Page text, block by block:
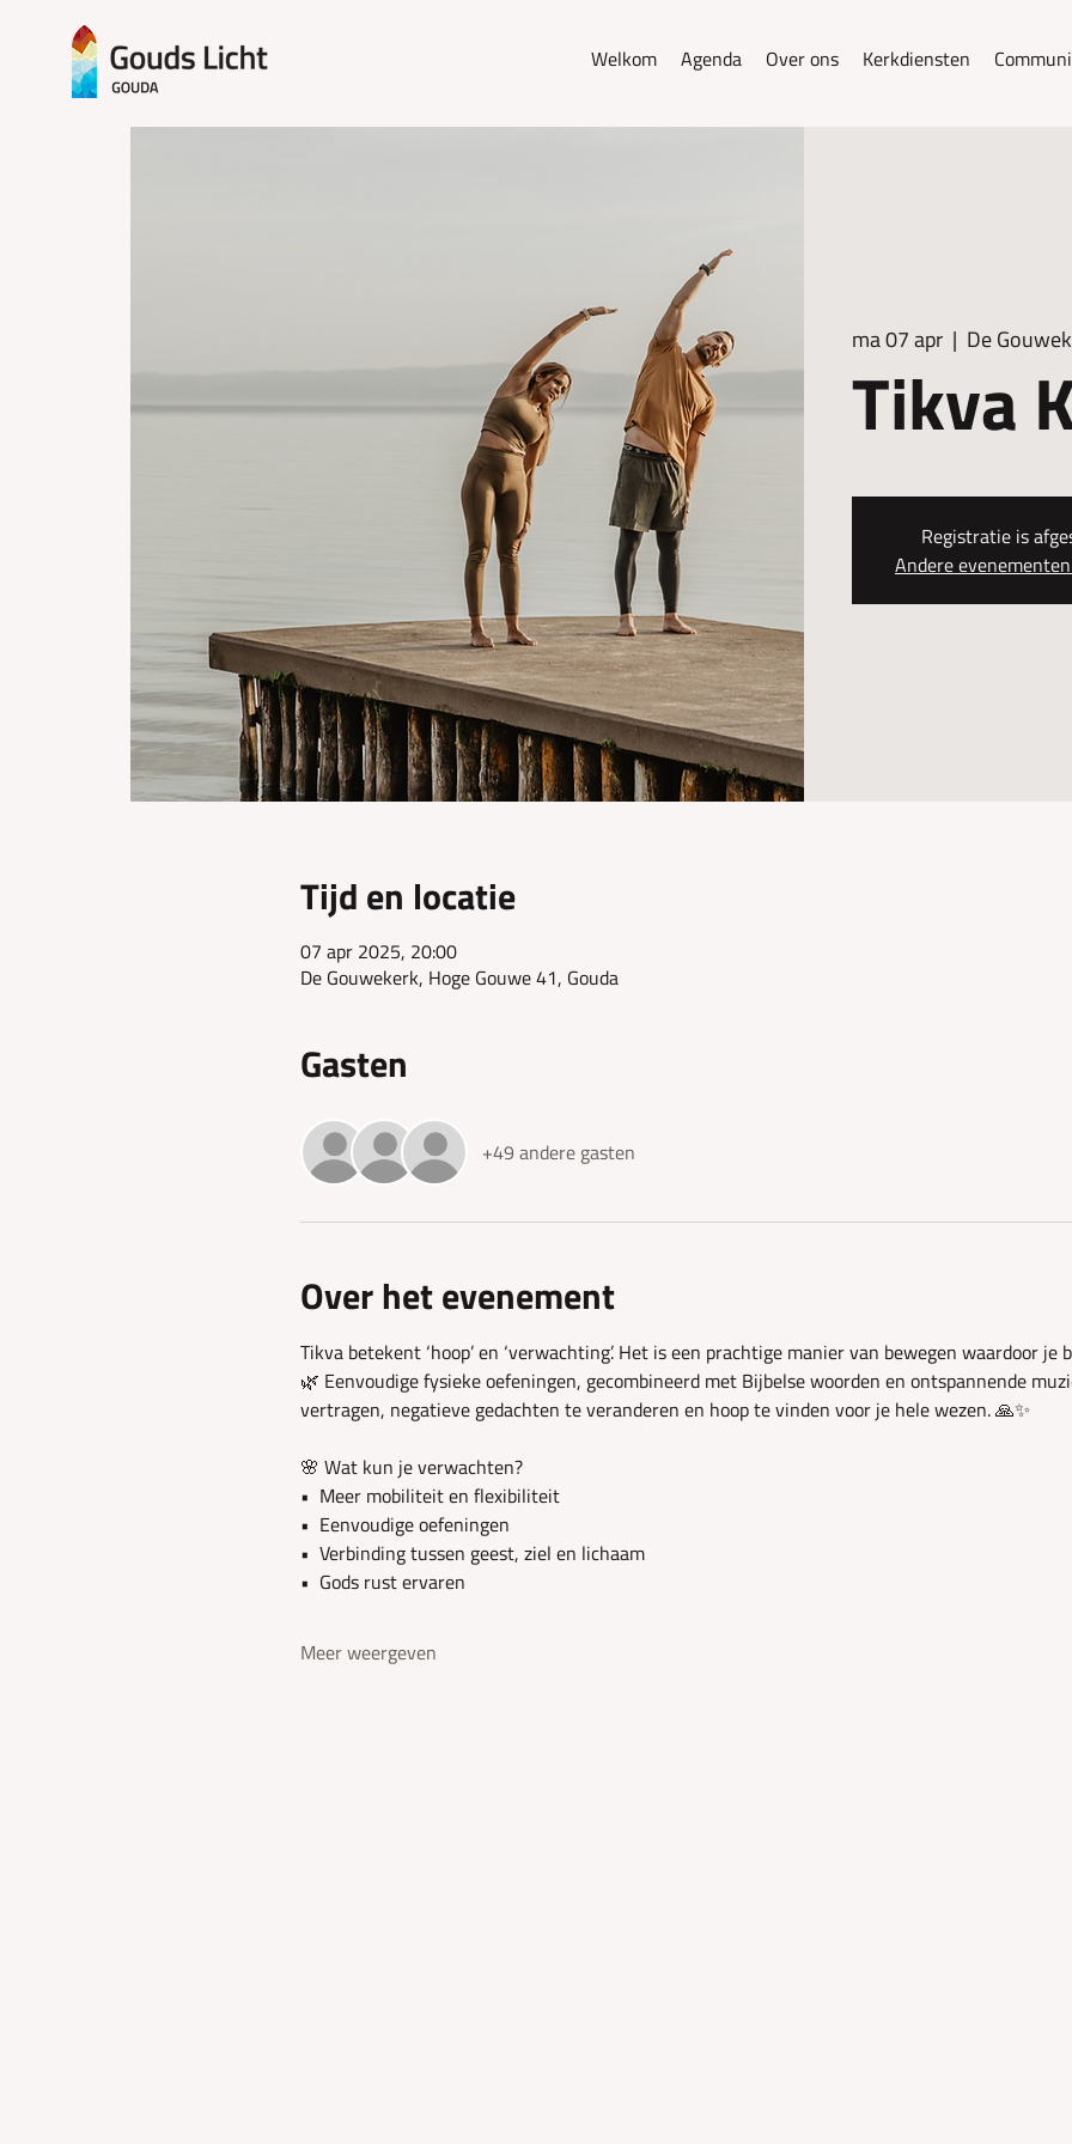
Welkom Agenda Over ons Kerkdiensten
ma 07 apr
  |
De
Tikva
Registratie is
Andere
Tijd en locatie
07 apr 2025, 20:00
De Gouwekerk, Hoge Gouwe 41, Gouda
Gasten
+49 andere gasten
Over het evenement
Tikva betekent ‘hoop’ en ‘verwachting’. Het is een prachtige manier van bewegen waardoor
🌿 Eenvoudige fysieke oefeningen, gecombineerd met Bijbelse woorden en ontspannende
vertragen, negatieve gedachten te veranderen en hoop te vinden voor je hele wezen. 🙏✨
🌸 Wat kun je verwachten?
•⁠  ⁠Meer mobiliteit en flexibiliteit
•⁠  ⁠Eenvoudige oefeningen
•⁠  ⁠Verbinding tussen geest, ziel en lichaam
•⁠  ⁠Gods rust ervaren
Meer weergeven